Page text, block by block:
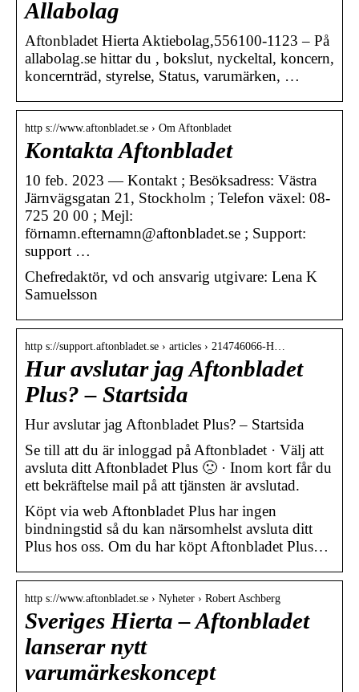
Allabolag
Aftonbladet Hierta Aktiebolag,556100-1123 – På
allabolag.se hittar du , bokslut, nyckeltal, koncern,
koncernträd, styrelse, Status, varumärken, …
http s://www.aftonbladet.se › Om Aftonbladet
Kontakta Aftonbladet
10 feb. 2023 — Kontakt ; Besöksadress: Västra
Järnvägsgatan 21, Stockholm ; Telefon växel: 08-
725 20 00 ; Mejl:
förnamn.efternamn@aftonbladet.se ; Support:
support …
Chefredaktör, vd och ansvarig utgivare: Lena K
Samuelsson
http s://support.aftonbladet.se › articles › 214746066-H…
Hur avslutar jag Aftonbladet
Plus? – Startsida
Hur avslutar jag Aftonbladet Plus? – Startsida
Se till att du är inloggad på Aftonbladet · Välj att
avsluta ditt Aftonbladet Plus 🙁 · Inom kort får du
ett bekräftelse mail på att tjänsten är avslutad.
Köpt via web Aftonbladet Plus har ingen
bindningstid så du kan närsomhelst avsluta ditt
Plus hos oss. Om du har köpt Aftonbladet Plus…
http s://www.aftonbladet.se › Nyheter › Robert Aschberg
Sveriges Hierta – Aftonbladet
lanserar nytt
varumärkeskoncept